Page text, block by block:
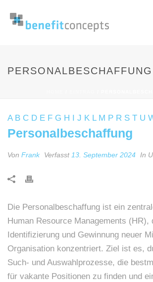
PERSONALBESCHAFFUNG
A B C D E F G H I J K L M P R S T U
Personalbeschaffung
Von Frank Verfasst 13. September 2024 In
Die Personalbeschaffung ist ein
Human Resource Managements (HR),
Identifizierung und Gewinnung neuer
Organisation konzentriert. Ziel ist es,
Such- und Auswahlprozesse, die
für vakante Positionen zu finden und